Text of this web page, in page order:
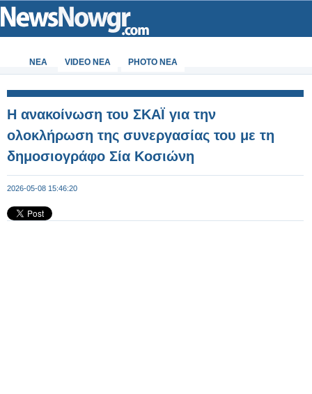
ΝΕΑ VIDEO NEA PHOTO NEA
Η ανακοίνωση του ΣΚΑΪ για την
ολοκλήρωση της συνεργασίας του με τη
δημοσιογράφο Σία Κοσιώνη
2026-05-08 15:46:20